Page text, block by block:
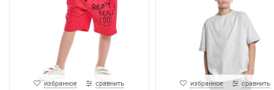
избранное сравнить избранное сравнить